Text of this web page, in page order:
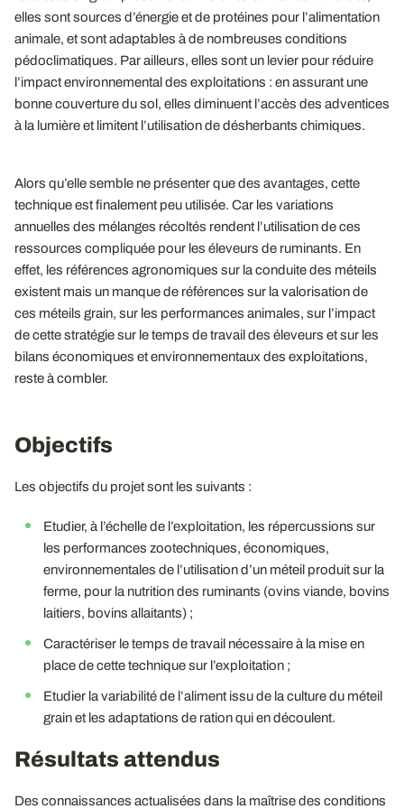
elles sont sources d’énergie et de protéines pour l’alimentation
animale, et sont adaptables à de nombreuses conditions
pédoclimatiques. Par ailleurs, elles sont un levier pour réduire
l’impact environnemental des exploitations : en assurant une
bonne couverture du sol, elles diminuent l’accès des adventices
à la lumière et limitent l’utilisation de désherbants chimiques.
Alors qu’elle semble ne présenter que des avantages, cette
technique est finalement peu utilisée. Car les variations
annuelles des mélanges récoltés rendent l’utilisation de ces
ressources compliquée pour les éleveurs de ruminants. En
effet, les références agronomiques sur la conduite des méteils
existent mais un manque de références sur la valorisation de
ces méteils grain, sur les performances animales, sur l’impact
de cette stratégie sur le temps de travail des éleveurs et sur les
bilans économiques et environnementaux des exploitations,
reste à combler.
Objectifs
Les objectifs du projet sont les suivants :
Etudier, à l’échelle de l’exploitation, les répercussions sur
les performances zootechniques, économiques,
environnementales de l’utilisation d’un méteil produit sur la
ferme, pour la nutrition des ruminants (ovins viande, bovins
laitiers, bovins allaitants) ;
Caractériser le temps de travail nécessaire à la mise en
place de cette technique sur l’exploitation ;
Etudier la variabilité de l’aliment issu de la culture du méteil
grain et les adaptations de ration qui en découlent.
Résultats attendus
Des connaissances actualisées dans la maîtrise des conditions